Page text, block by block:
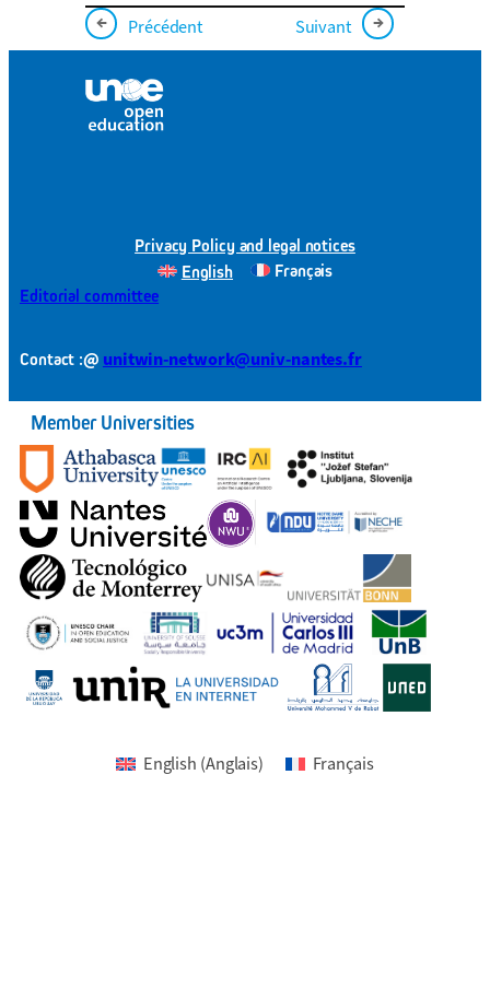
← Précédent Suivant →
Privacy Policy and legal notices
English
Français
Editorial committee
Contact :@unitwin-network@univ-nantes.fr
Member Universities
English (Anglais) Français